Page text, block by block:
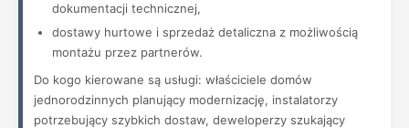
dokumentacji technicznej,
dostawy hurtowe i sprzedaż detaliczna z możliwością
montażu przez partnerów.
Do kogo kierowane są usługi: właściciele domów
jednorodzinnych planujący modernizację, instalatorzy
potrzebujący szybkich dostaw, deweloperzy szukający